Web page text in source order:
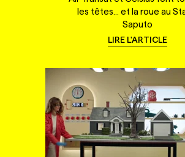
les têtes... et la roue au
Saputo
LIRE L'ARTICLE